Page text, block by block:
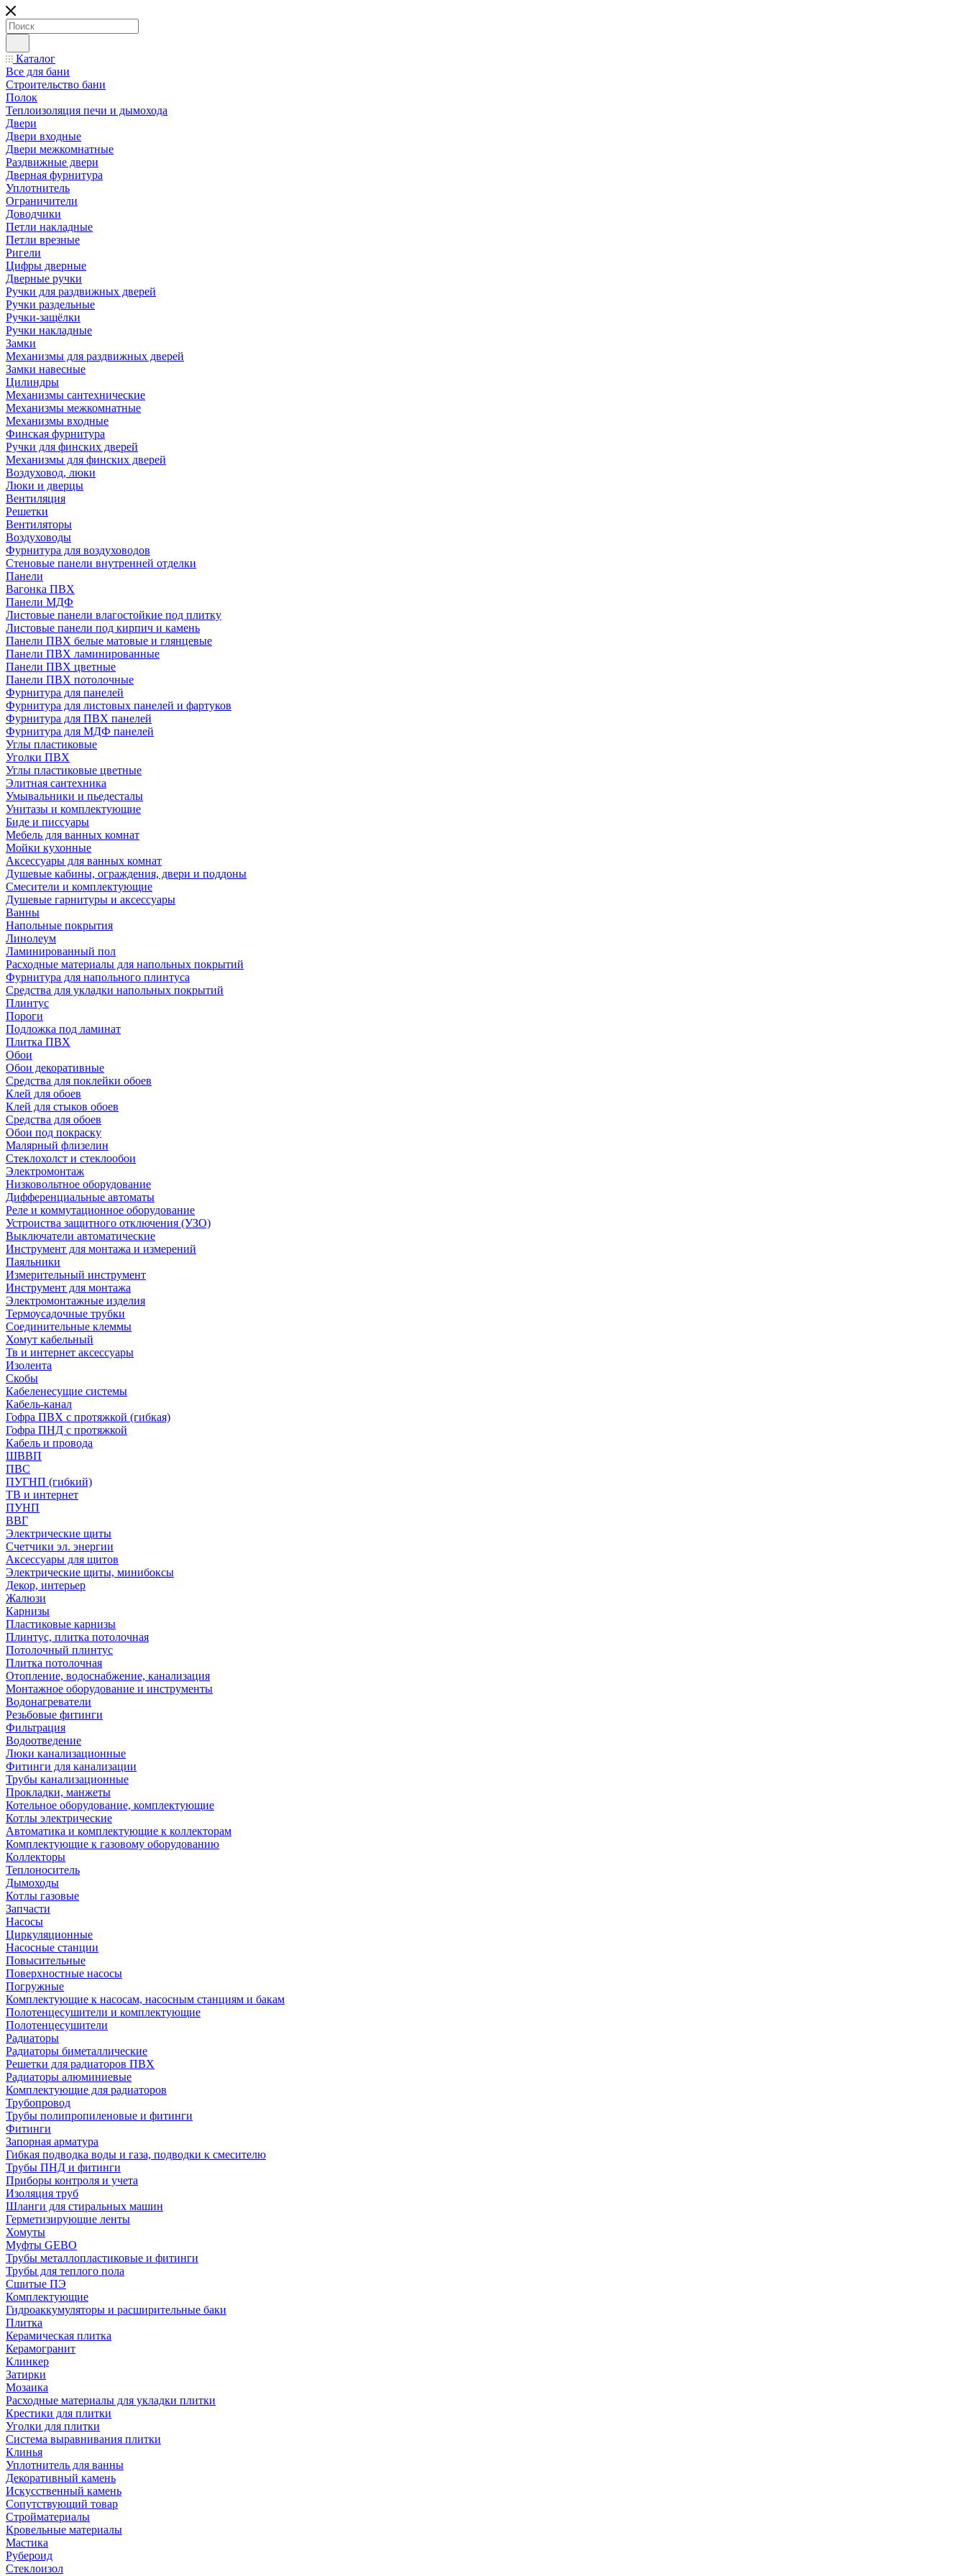
Каталог
Все для бани
Строительство бани
Полок
Теплоизоляция печи и дымохода
Двери
Двери входные
Двери межкомнатные
Раздвижные двери
Дверная фурнитура
Уплотнитель
Ограничители
Доводчики
Петли накладные
Петли врезные
Ригели
Цифры дверные
Дверные ручки
Ручки для раздвижных дверей
Ручки раздельные
Ручки-защёлки
Ручки накладные
Замки
Механизмы для раздвижных дверей
Замки навесные
Цилиндры
Механизмы сантехнические
Механизмы межкомнатные
Механизмы входные
Финская фурнитура
Ручки для финских дверей
Механизмы для финских дверей
Воздуховод, люки
Люки и дверцы
Вентиляция
Решетки
Вентиляторы
Воздуховоды
Фурнитура для воздуховодов
Стеновые панели внутренней отделки
Панели
Вагонка ПВХ
Панели МДФ
Листовые панели влагостойкие под плитку
Листовые панели под кирпич и камень
Панели ПВХ белые матовые и глянцевые
Панели ПВХ ламинированные
Панели ПВХ цветные
Панели ПВХ потолочные
Фурнитура для панелей
Фурнитура для листовых панелей и фартуков
Фурнитура для ПВХ панелей
Фурнитура для МДФ панелей
Углы пластиковые
Уголки ПВХ
Углы пластиковые цветные
Элитная сантехника
Умывальники и пьедесталы
Унитазы и комплектующие
Биде и писсуары
Мебель для ванных комнат
Мойки кухонные
Аксессуары для ванных комнат
Душевые кабины, ограждения, двери и поддоны
Смесители и комплектующие
Душевые гарнитуры и аксессуары
Ванны
Напольные покрытия
Линолеум
Ламинированный пол
Расходные материалы для напольных покрытий
Фурнитура для напольного плинтуса
Средства для укладки напольных покрытий
Плинтус
Пороги
Подложка под ламинат
Плитка ПВХ
Обои
Обои декоративные
Средства для поклейки обоев
Клей для обоев
Клей для стыков обоев
Средства для обоев
Обои под покраску
Малярный флизелин
Стеклохолст и стеклообои
Электромонтаж
Низковольтное оборудование
Дифференциальные автоматы
Реле и коммутационное оборудование
Устроиства защитного отключения (УЗО)
Выключатели автоматические
Инструмент для монтажа и измерений
Паяльники
Измерительный инструмент
Инструмент для монтажа
Электромонтажные изделия
Термоусадочные трубки
Соединительные клеммы
Хомут кабельный
Тв и интернет аксессуары
Изолента
Скобы
Кабеленесущие системы
Кабель-канал
Гофра ПВХ с протяжкой (гибкая)
Гофра ПНД с протяжкой
Кабель и провода
ШВВП
ПВС
ПУГНП (гибкий)
ТВ и интернет
ПУНП
ВВГ
Электрические щиты
Счетчики эл. энергии
Аксессуары для щитов
Электрические щиты, минибоксы
Декор, интерьер
Жалюзи
Карнизы
Пластиковые карнизы
Плинтус, плитка потолочная
Потолочный плинтус
Плитка потолочная
Отопление, водоснабжение, канализация
Монтажное оборудование и инструменты
Водонагреватели
Резьбовые фитинги
Фильтрация
Водоотведение
Люки канализационные
Фитинги для канализации
Трубы канализационные
Прокладки, манжеты
Котельное оборудование, комплектующие
Котлы электрические
Автоматика и комплектующие к коллекторам
Комплектующие к газовому оборудованию
Коллекторы
Теплоноситель
Дымоходы
Котлы газовые
Запчасти
Насосы
Циркуляционные
Насосные станции
Повысительные
Поверхностные насосы
Погружные
Комплектующие к насосам, насосным станциям и бакам
Полотенцесушители и комплектующие
Полотенцесушители
Радиаторы
Радиаторы биметаллические
Решетки для радиаторов ПВХ
Радиаторы алюминиевые
Комплектующие для радиаторов
Трубопровод
Трубы полипропиленовые и фитинги
Фитинги
Запорная арматура
Гибкая подводка воды и газа, подводки к смесителю
Трубы ПНД и фитинги
Приборы контроля и учета
Изоляция труб
Шланги для стиральных машин
Герметизирующие ленты
Хомуты
Муфты GEBO
Трубы металлопластиковые и фитинги
Трубы для теплого пола
Сшитые ПЭ
Комплектующие
Гидроаккумуляторы и расширительные баки
Плитка
Керамическая плитка
Керамогранит
Клинкер
Затирки
Мозаика
Расходные материалы для укладки плитки
Крестики для плитки
Уголки для плитки
Система выравнивания плитки
Клинья
Уплотнитель для ванны
Декоративный камень
Искусственный камень
Сопутствующий товар
Стройматериалы
Кровельные материалы
Мастика
Рубероид
Стеклоизол